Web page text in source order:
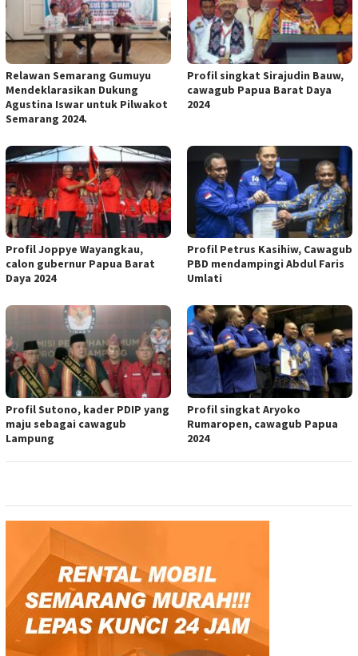
Relawan Semarang Gumuyu
Mendeklarasikan Dukung
Agustina Iswar untuk Pilwakot
Semarang 2024.
Profil singkat Sirajudin Bauw,
cawagub Papua Barat Daya
2024
Profil Joppye Wayangkau,
calon gubernur Papua Barat
Daya 2024
Profil Petrus Kasihiw, Cawagub
PBD mendampingi Abdul Faris
Umlati
Profil Sutono, kader PDIP yang
maju sebagai cawagub
Lampung
Profil singkat Aryoko
Rumaropen, cawagub Papua
2024